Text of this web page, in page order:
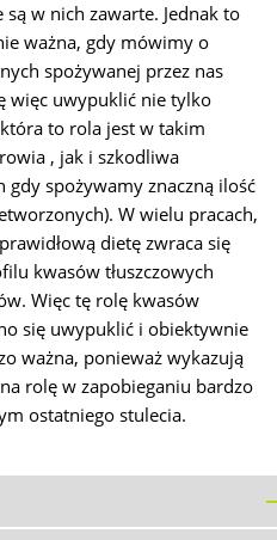
w nich zawarte. Jednak to
ważna, gdy mówimy o
spożywanej przez nas
więc uwypuklić nie tylko
to rola jest w takim
, jak i szkodliwa
gdy spożywamy znaczną ilość
W wielu pracach,
dietę zwraca się
kwasów tłuszczowych
Więc tę rolę kwasów
się uwypuklić i obiektywnie
ważna, ponieważ wykazują
rolę w zapobieganiu bardzo
ostatniego stulecia.